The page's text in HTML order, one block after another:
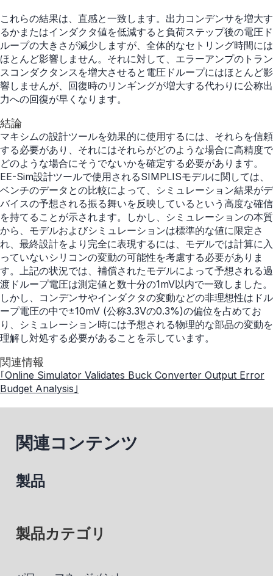
これらの結果は、直感と一致します。出力コンデンサを増大す
るかまたはインダクタ値を低減すると負荷ステップ後の電圧ド
ループの大きさが減少しますが、全体的なセトリング時間には
ほとんど影響しません。それに対して、エラーアンプのトラン
スコンダクタンスを増大させると電圧ドループにはほとんど影
響しませんが、回復時のリンギングが増大する代わりに公称出
力への回復が早くなります。
結論
マキシムの設計ツールを効果的に使用するには、それらを信頼
する必要があり、それにはそれらがどのような場合に高精度で
どのような場合にそうでないかを確定する必要があります。
EE-Sim設計ツールで使用されるSIMPLISモデルに関しては、
ベンチのデータとの比較によって、シミュレーション結果がデ
バイスの予想される振る舞いを反映しているという高度な確信
を持てることが示されます。しかし、シミュレーションの本質
から、モデルおよびシミュレーションは標準的な値に限定さ
れ、最終設計をより完全に表現するには、モデルでは計算に入
っていないシリコンの変動の可能性を考慮する必要がありま
す。上記の状況では、補償されたモデルによって予想される過
渡ドループ電圧は測定値と数十分の1mV以内で一致しました。
しかし、コンデンサやインダクタの変動などの非理想性はドル
ープ電圧の中で±10mV (公称3.3Vの0.3%)の偏位を占めてお
り、シミュレーション時には予想される物理的な部品の変動を
理解し対処する必要があることを示しています。
関連情報
｢Online Simulator Validates Buck Converter Output Error
Budget Analysis｣
関連コンテンツ
製品
製品カテゴリ